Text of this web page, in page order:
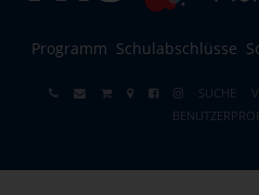
Programm Schulabschlüsse
SUCHE